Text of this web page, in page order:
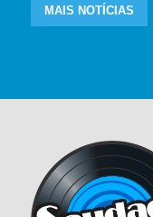
MAIS NOTÍCIAS